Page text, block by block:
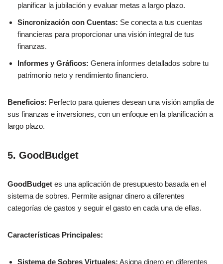
planificar la jubilación y evaluar metas a largo plazo.
Sincronización con Cuentas: Se conecta a tus cuentas
financieras para proporcionar una visión integral de tus
finanzas.
Informes y Gráficos: Genera informes detallados sobre tu
patrimonio neto y rendimiento financiero.
Beneficios: Perfecto para quienes desean una visión amplia de
sus finanzas e inversiones, con un enfoque en la planificación a
largo plazo.
5. GoodBudget
GoodBudget es una aplicación de presupuesto basada en el
sistema de sobres. Permite asignar dinero a diferentes
categorías de gastos y seguir el gasto en cada una de ellas.
Características Principales:
Sistema de Sobres Virtuales: Asigna dinero en diferentes